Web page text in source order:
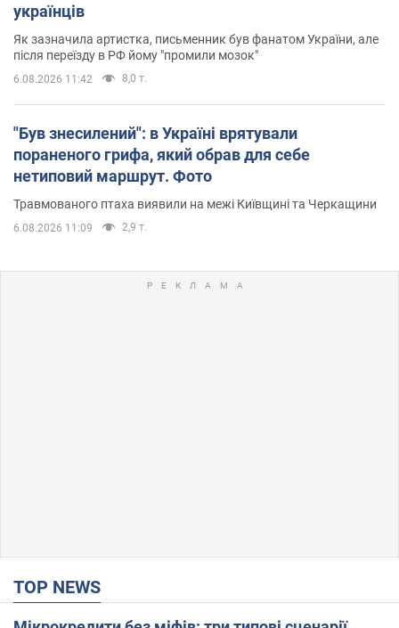
українців
Як зазначила артистка, письменник був фанатом України, але
після переїзду в РФ йому "промили мозок"
6.08.2026 11:42 8,0 т.
"Був знесилений": в Україні врятували
пораненого грифа, який обрав для себе
нетиповий маршрут. Фото
Травмованого птаха виявили на межі Київщині та Черкащини
6.08.2026 11:09 2,9 т.
TOP NEWS